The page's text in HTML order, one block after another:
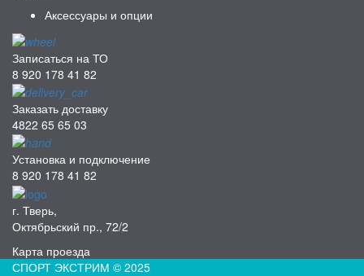
Аксессуары и опции
Записаться на ТО
8 920 178 41 82
Заказать доставку
4822 65 65 03
Установка и подключение
8 920 178 41 82
г. Тверь,
Октябрьский пр., 72/2
Карта проезда
СПОРТ ЭКСТРИМ © 2025